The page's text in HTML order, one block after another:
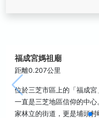
福成宮媽祖廟
距離0.207公里
位於三芝市區上的「福成
一直是三芝地區信仰的中
家林立的街道，更是埔頭